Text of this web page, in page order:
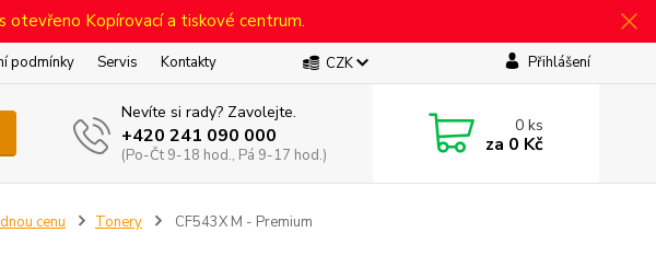
otevřeno Kopírovací a tiskové centrum.
podmínky Servis Kontakty CZK Přihlášení
Nevíte si rady? Zavolejte.
+420 241 090 000
(Po-Čt 9-18 hod., Pá 9-17 hod.)
0ks
za 0 Kč
cenu Tonery CF543X M - Premium